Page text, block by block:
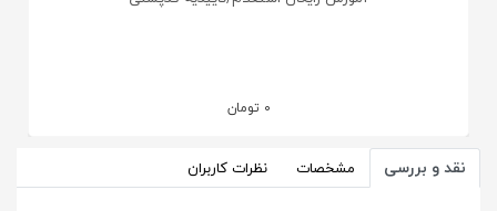
0 تومان
نقد و بررسی مشخصات نظرات کاربران